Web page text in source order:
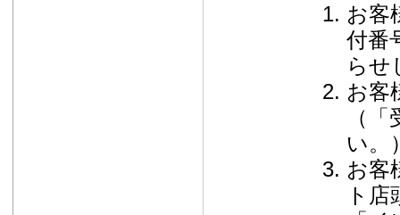
お客
付番
らせ
お客
（
い。
お客
ト